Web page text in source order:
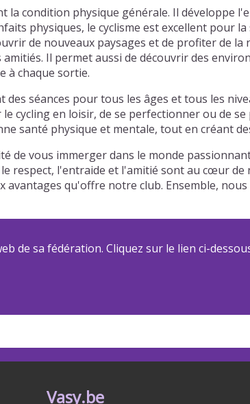
la condition physique générale. Il développe
physiques, le cyclisme est excellent pour
de nouveaux paysages et de profiter de
Il permet aussi de découvrir des
à chaque sortie.
des séances pour tous les âges et tous les
cycling en loisir, de se perfectionner ou de
santé physique et mentale, tout en créant
de vous immerger dans le monde
respect, l'entraide et l'amitié sont au cœur de
qu'offre notre club. Ensemble,
de sa fédération. Cliquez sur le lien ci-
Vasy.be